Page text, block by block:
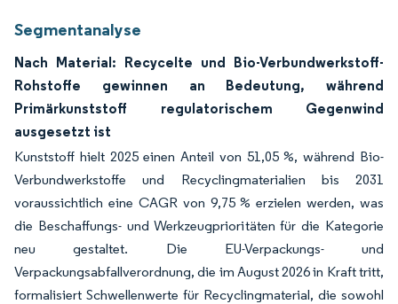
Segmentanalyse
Nach Material: Recycelte und Bio-Verbundwerkstoff-
Rohstoffe gewinnen an Bedeutung, während
Primärkunststoff regulatorischem Gegenwind
ausgesetzt ist
Kunststoff hielt 2025 einen Anteil von 51,05 %, während Bio-
Verbundwerkstoffe und Recyclingmaterialien bis 2031
voraussichtlich eine CAGR von 9,75 % erzielen werden, was
die Beschaffungs- und Werkzeugprioritäten für die Kategorie
neu gestaltet. Die EU-Verpackungs- und
Verpackungsabfallverordnung, die im August 2026 in Kraft tritt,
formalisiert Schwellenwerte für Recyclingmaterial, die sowohl